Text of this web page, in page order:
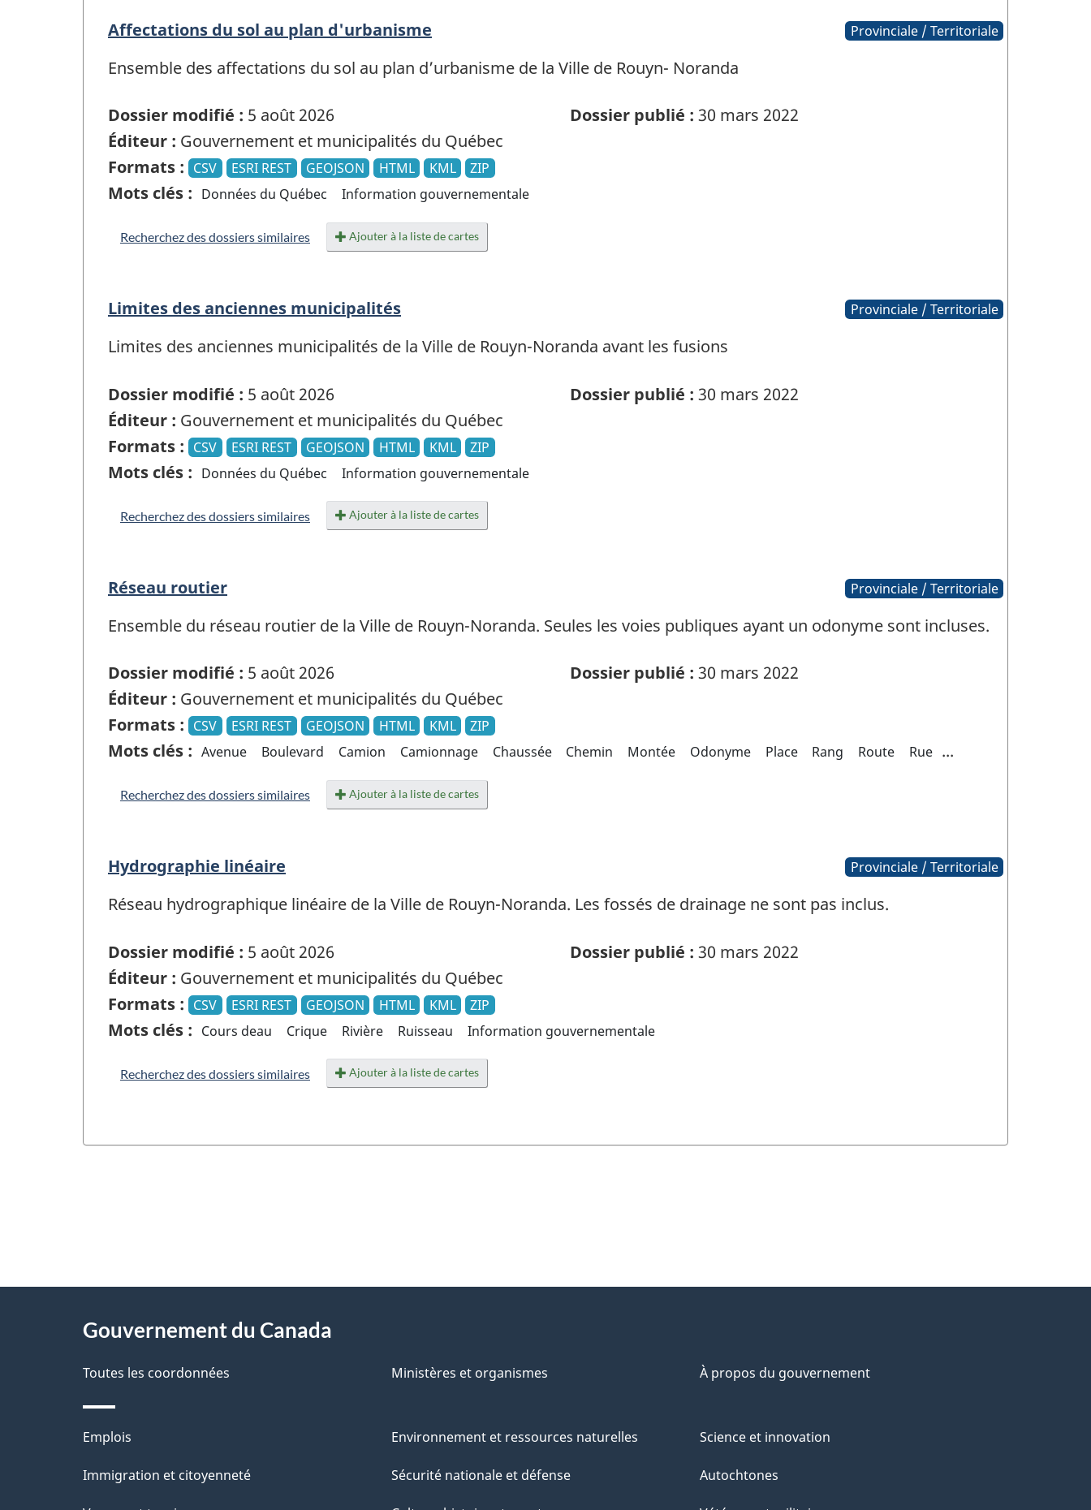
Affectations du sol au plan d'urbanisme Provinciale / Territoriale
Ensemble des affectations du sol au plan d’urbanisme de la Ville de Rouyn- Noranda
Dossier modifié : 5 août 2026 Dossier publié : 30 mars 2022
Éditeur : Gouvernement et municipalités du Québec
Formats : CSV ESRI REST GEOJSON HTML KML ZIP
Mots clés : Données du Québec Information gouvernementale
Recherchez des dossiers similaires Ajouter à la liste de cartes
Limites des anciennes municipalités Provinciale / Territoriale
Limites des anciennes municipalités de la Ville de Rouyn-Noranda avant les fusions
Dossier modifié : 5 août 2026 Dossier publié : 30 mars 2022
Éditeur : Gouvernement et municipalités du Québec
Formats : CSV ESRI REST GEOJSON HTML KML ZIP
Mots clés : Données du Québec Information gouvernementale
Recherchez des dossiers similaires Ajouter à la liste de cartes
Réseau routier Provinciale / Territoriale
Ensemble du réseau routier de la Ville de Rouyn-Noranda. Seules les voies publiques ayant un odonyme sont incluses.
Dossier modifié : 5 août 2026 Dossier publié : 30 mars 2022
Éditeur : Gouvernement et municipalités du Québec
Formats : CSV ESRI REST GEOJSON HTML KML ZIP
Mots clés : Avenue Boulevard Camion Camionnage Chaussée Chemin Montée Odonyme Place Rang Route Rue ...
Recherchez des dossiers similaires Ajouter à la liste de cartes
Hydrographie linéaire Provinciale / Territoriale
Réseau hydrographique linéaire de la Ville de Rouyn-Noranda. Les fossés de drainage ne sont pas inclus.
Dossier modifié : 5 août 2026 Dossier publié : 30 mars 2022
Éditeur : Gouvernement et municipalités du Québec
Formats : CSV ESRI REST GEOJSON HTML KML ZIP
Mots clés : Cours deau Crique Rivière Ruisseau Information gouvernementale
Recherchez des dossiers similaires Ajouter à la liste de cartes
D
é
t
a
i
l
d
Gouvernement du Canada
Toutes les coordonnées Ministères et organismes À propos du gouvernement
Thèmes
et
Emplois
Immigration et citoyenneté
Environnement et ressources naturelles
Sécurité nationale et défense
Science et innovation
Autochtones